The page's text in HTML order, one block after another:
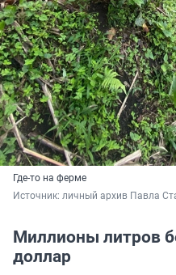
Где-то на ферме
Источник: личный архив Павла
Миллионы литров
доллар